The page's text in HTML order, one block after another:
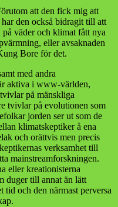
att den fick mig att
den också bidragit till att
väder och klimat fått nya
eller avsaknaden
Bore för det.
med andra
aktiva i www-världen,
på mänskliga
tvivlar på evolutionen som
jorden ser ut som de
klimatskeptiker å ena
och orättvis men precis
verksamhet till
mainstreamforskningen.
eller kreationisterna
duger till annat än lätt
och den närmast perversa